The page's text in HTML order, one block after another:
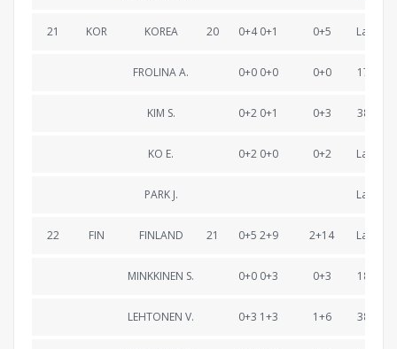
21 KOR KOREA 20 0+4 0+1 0+5 Lapped
FROLINA A. 0+0 0+0 0+0 17:54.0
KIM S. 0+2 0+1 0+3 38:40.1
KO E. 0+2 0+0 0+2 Lapped
PARK J. Lapped
22 FIN FINLAND 21 0+5 2+9 2+14 Lapped
MINKKINEN S. 0+0 0+3 0+3 18:35.3
LEHTONEN V. 0+3 1+3 1+6 38:48.5